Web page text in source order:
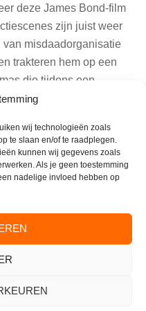
wij technologieën zoals
te slaan en/of te raadplegen.
kunnen wij gegevens zoals
Als je geen toestemming
nadelige invloed hebben op
deze James Bond-film
zijn juist weer
misdaadorganisatie
trakteren hem op een
die tijdens een
steelt als knokheldin in
Seydoux). Lukt het
wederom te redden?
begins…’
en bezoekers
In de pauze staat
van deze avond